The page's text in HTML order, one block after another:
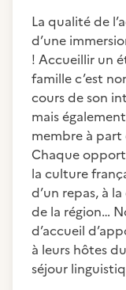
La qualité de
d’une
! Accueillir un
famille c’est
cours de son
mais
membre à part
Chaque
la culture
d’un repas, à
de la région…
d’accueil
à leurs hôtes
séjour